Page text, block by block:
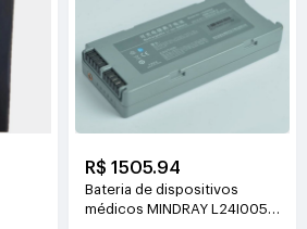
R$ 1505.94
Bateria de dispositivos
médicos MINDRAY L24I005A